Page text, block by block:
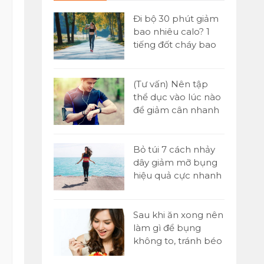
Đi bộ 30 phút giảm
bao nhiêu calo? 1
tiếng đốt cháy bao
(Tư vấn) Nên tập
thể dục vào lúc nào
để giảm cân nhanh
Bỏ túi 7 cách nhảy
dây giảm mỡ bụng
hiệu quả cực nhanh
Sau khi ăn xong nên
làm gì để bụng
không to, tránh béo